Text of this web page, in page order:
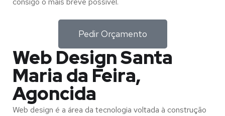
Pedir Orçamento
Web Design Santa
Maria da Feira,
Agoncida
Web design é a área da tecnologia voltada à construção